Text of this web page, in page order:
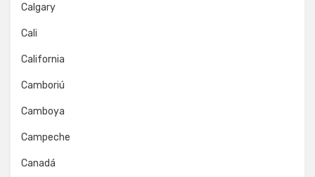
Calgary
Cali
California
Camboriú
Camboya
Campeche
Canadá